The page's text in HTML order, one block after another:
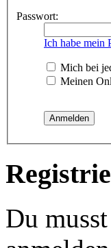
Passwort:
Ich habe mein
Mich bei
Meinen
Du